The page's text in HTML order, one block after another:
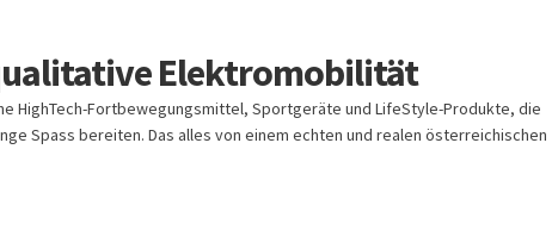
Elektromobilität
HighTech-Fortbewegungsmittel, Sportgeräte und LifeStyle-Produkte, die
Spass bereiten. Das alles von einem echten und realen österreichischen